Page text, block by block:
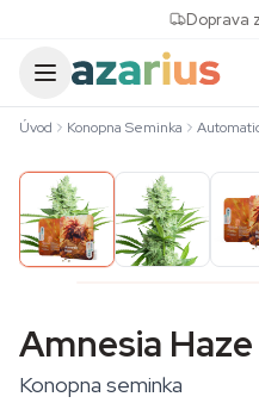
Doprava
Úvod Konopna Seminka
Amnesia
Konopna seminka